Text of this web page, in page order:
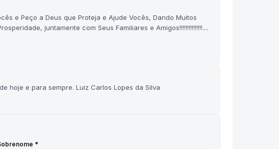
e Peço a Deus que Proteja e Ajude Vocês, Dando Muitos
juntamente com Seus Familiares e Amigos!!!!!!!!!!!!!!!....
hoje e para sempre. Luiz Carlos Lopes da Silva
*